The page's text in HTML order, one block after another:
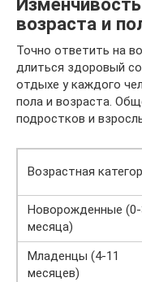
возраста и
Точно ответить на
длиться здоровый
отдыхе у каждого
пола и возраста.
подростков и
Возрастная
Новорожденные
месяца)
Младенцы (4-11
месяцев)